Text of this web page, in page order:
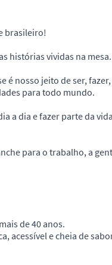
brasileiro!
histórias vividas na mesa.
nosso jeito de ser,
para todo mundo.
a dia e fazer parte da
para o trabalho, a
de 40 anos.
acessível e cheia de